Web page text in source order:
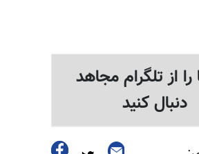
از تلگرام مجاهد
دنبال کنید